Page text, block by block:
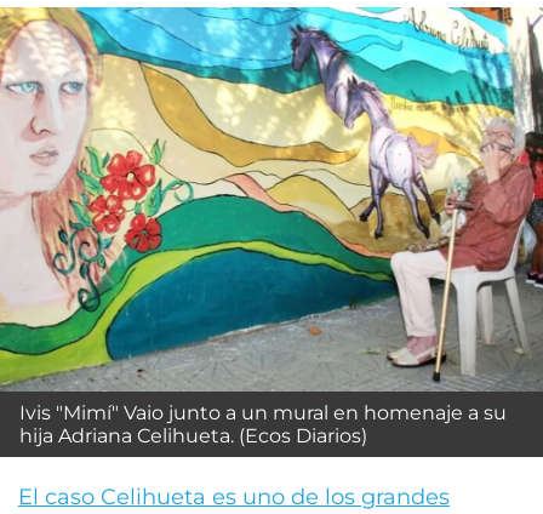
Ivis "Mimí" Vaio junto a un mural en homenaje a su
hija Adriana Celihueta. (Ecos Diarios)
El caso Celihueta es uno de los grandes